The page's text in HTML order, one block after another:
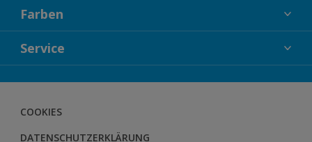
FASSADENFARBEN
INNENFARBEN
LACKE
BODENSYSTEM
Farben
KOLLEKTIONEN
FARBTRENDS
FARBBERATUNG
Service
HERBOL NACHRICHTEN
COOKIES
DATENSCHUTZERKLÄRUNG